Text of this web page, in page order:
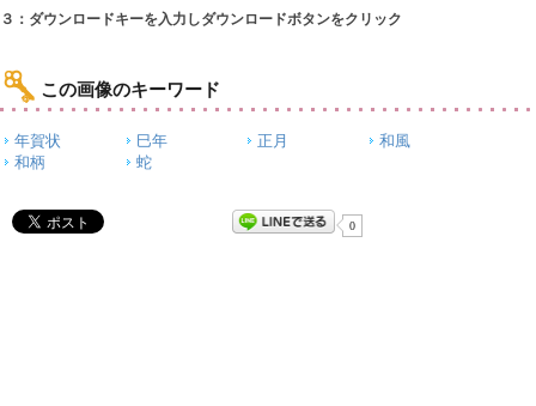
３：ダウンロードキーを入力しダウンロードボタンをクリック
この画像のキーワード
年賀状 巳年 正月
和風
和柄
蛇
0